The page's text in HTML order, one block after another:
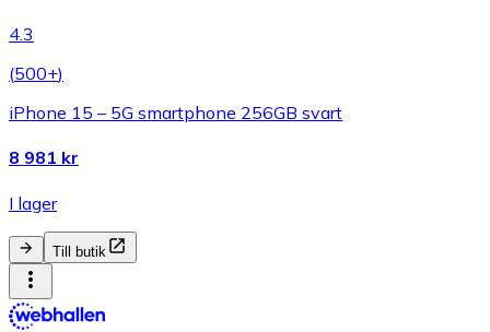
4.3
(500+)
iPhone 15 – 5G smartphone 256GB svart
8 981 kr
I lager
Till butik